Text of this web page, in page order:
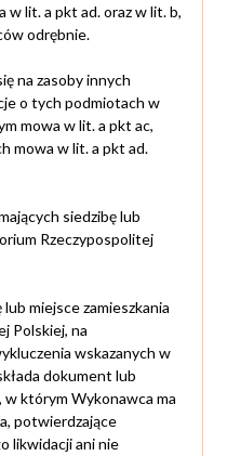
w lit. a pkt ad. oraz w lit. b,
odrębnie.
na zasoby innych
o tych podmiotach w
mowa w lit. a pkt ac,
mowa w lit. a pkt ad.
siedzibę lub
Rzeczypospolitej
miejsce zamieszkania
Polskiej, na
wskazanych w
dokument lub
którym Wykonawca ma
potwierdzające
likwidacji ani nie